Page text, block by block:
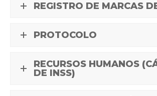
REGISTRO DE MARCAS
PROTOCOLO
RECURSOS HUMANOS
DE INSS)